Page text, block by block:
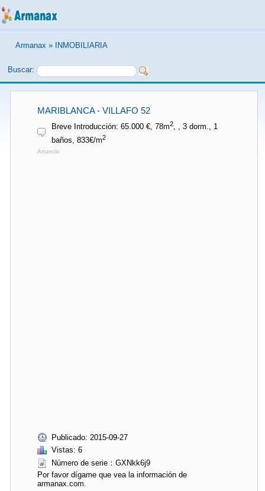
Armanax » INMOBILIARIA
Buscar:
MARIBLANCA - VILLAFO 52
Breve Introducción: 65.000 €, 78m2, , 3 dorm., 1
baños, 833€/m2
Anuncio
Publicado: 2015-09-27
Vistas: 6
Número de serie：GXNkk6j9
Por favor dígame que vea la información de
armanax.com.